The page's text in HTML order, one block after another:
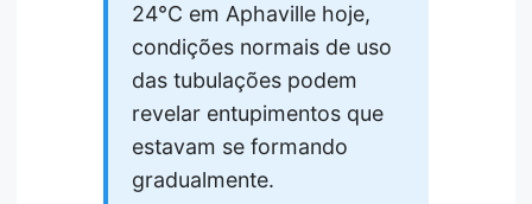
24°C em Aphaville hoje,
condições normais de uso
das tubulações podem
revelar entupimentos que
estavam se formando
gradualmente.